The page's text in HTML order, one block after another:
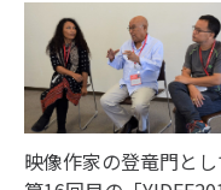
映像作家の登竜門と